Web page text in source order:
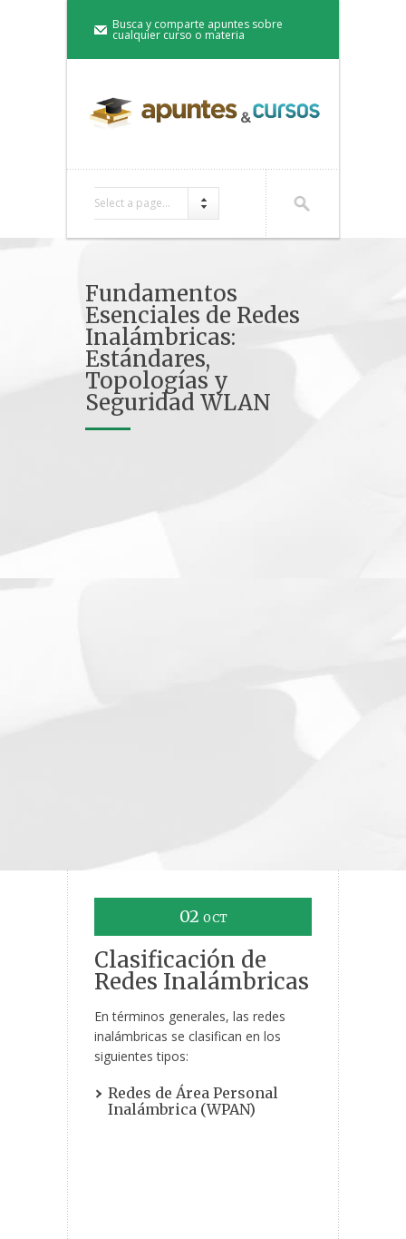
Busca y comparte apuntes sobre
cualquier curso o materia
Select a page...
Fundamentos
Esenciales de Redes
Inalámbricas:
Estándares,
Topologías y
Seguridad WLAN
02 OCT
Clasificación de
Redes Inalámbricas
En términos generales, las redes
inalámbricas se clasifican en los
siguientes tipos:
Redes de Área Personal
Inalámbrica (WPAN)